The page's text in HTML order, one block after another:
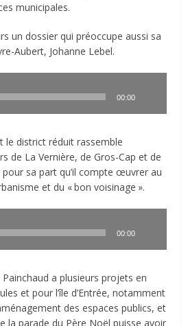
municipales.
un dossier qui préoccupe aussi sa
Aubert, Johanne Lebel.
00:00
le district réduit rassemble
de La Vernière, de Gros-Cap et de
sa part qu’il compte œuvrer au
et du «.bon voisinage ».
00:00
a plusieurs projets en
et pour l’île d’Entrée, notamment
des espaces publics, et
la parade du Père Noël puisse avoir